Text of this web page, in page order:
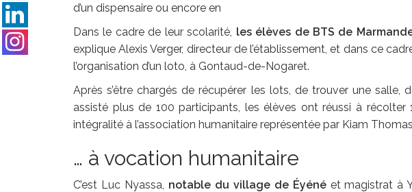
d’un dispensaire ou encore en
Dans le cadre de leur scolarité, les élèves de BTS de
explique Alexis Verger, directeur de l’établissement, et dans ce
l’organisation d’un loto, à Gontaud-de-Nogaret.
Après s’être chargés de récupérer les lots, de trouver une salle,
assisté plus de 100 participants, les élèves ont réussi à
intégralité à l’association humanitaire représentée par Kiam
… à vocation humanitaire
C’est Luc Nyassa, notable du village de Éyéné et magistrat à